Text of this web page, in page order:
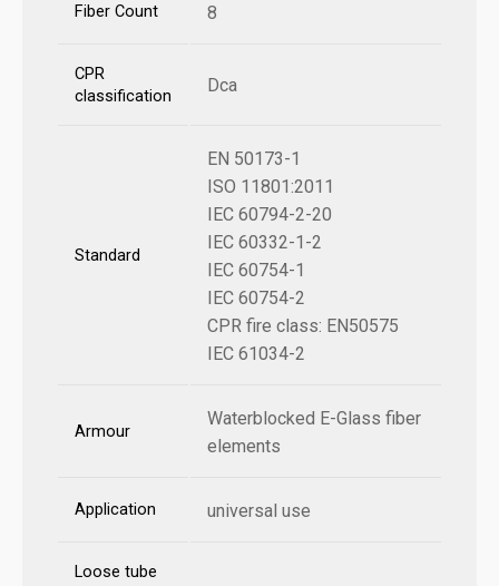
Fiber Count 8
CPR
classification
Dca
Standard
EN 50173-1
ISO 11801:2011
IEC 60794-2-20
IEC 60332-1-2
IEC 60754-1
IEC 60754-2
CPR fire class: EN50575
IEC 61034-2
Armour
Waterblocked E-Glass fiber
elements
Application universal use
Loose tube